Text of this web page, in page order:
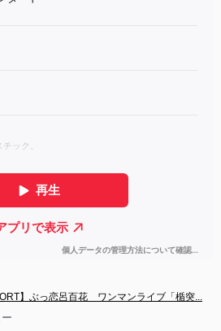
】ぶっ恋呂百花　ワンマンライブ「楯突...